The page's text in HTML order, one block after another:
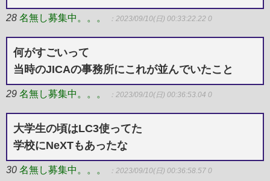
28 名無し募集中。。。 ：2023/09/10(日) 00:33:22.22 0
何がすごいって
当時のJICAの事務所にこれが並んでいたこと
29 名無し募集中。。。 ：2023/09/10(日) 00:36:53.04 0
大学生の頃はLC3使ってた
学校にNeXTもあったな
30 名無し募集中。。。 ：2023/09/10(日) 00:36:58.57 0